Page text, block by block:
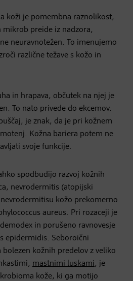
koži je pomembna raznolikost,
mikrob preide iz nadzora,
neuravnotežen. To imenujemo
različne težave s kožo in
in hrapava, občutek na njej je
To nato privede do ekcemov.
je znak, da je pri kožnem
Kožna bariera potem ne
svoje funkcije.
spodbudijo razvoj kožnih
nevrodermitis (atopijski
nevrodermitisu kožo prekomerno
aureus. Pri rozaceji je
in porušeno ravnovesje
epidermidis. Seboroični
kožnih predelov z veliko
mastnimi luskami, je
kože, ki ga motijo